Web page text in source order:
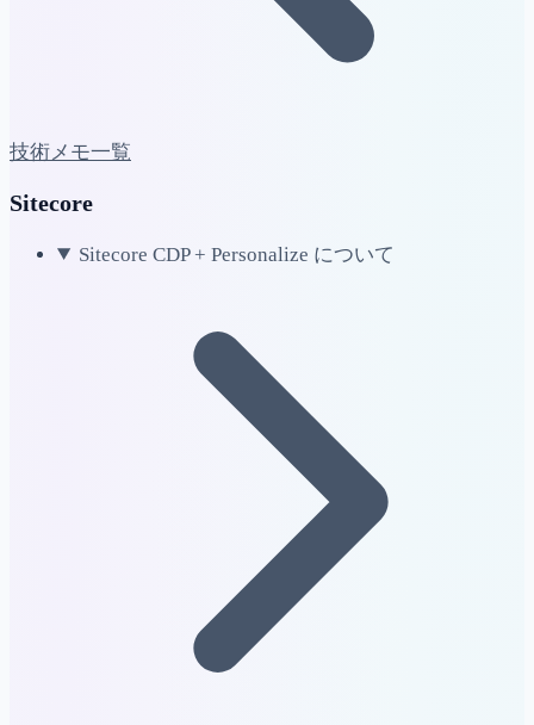
技術メモ一覧
Sitecore
Sitecore CDP + Personalize について